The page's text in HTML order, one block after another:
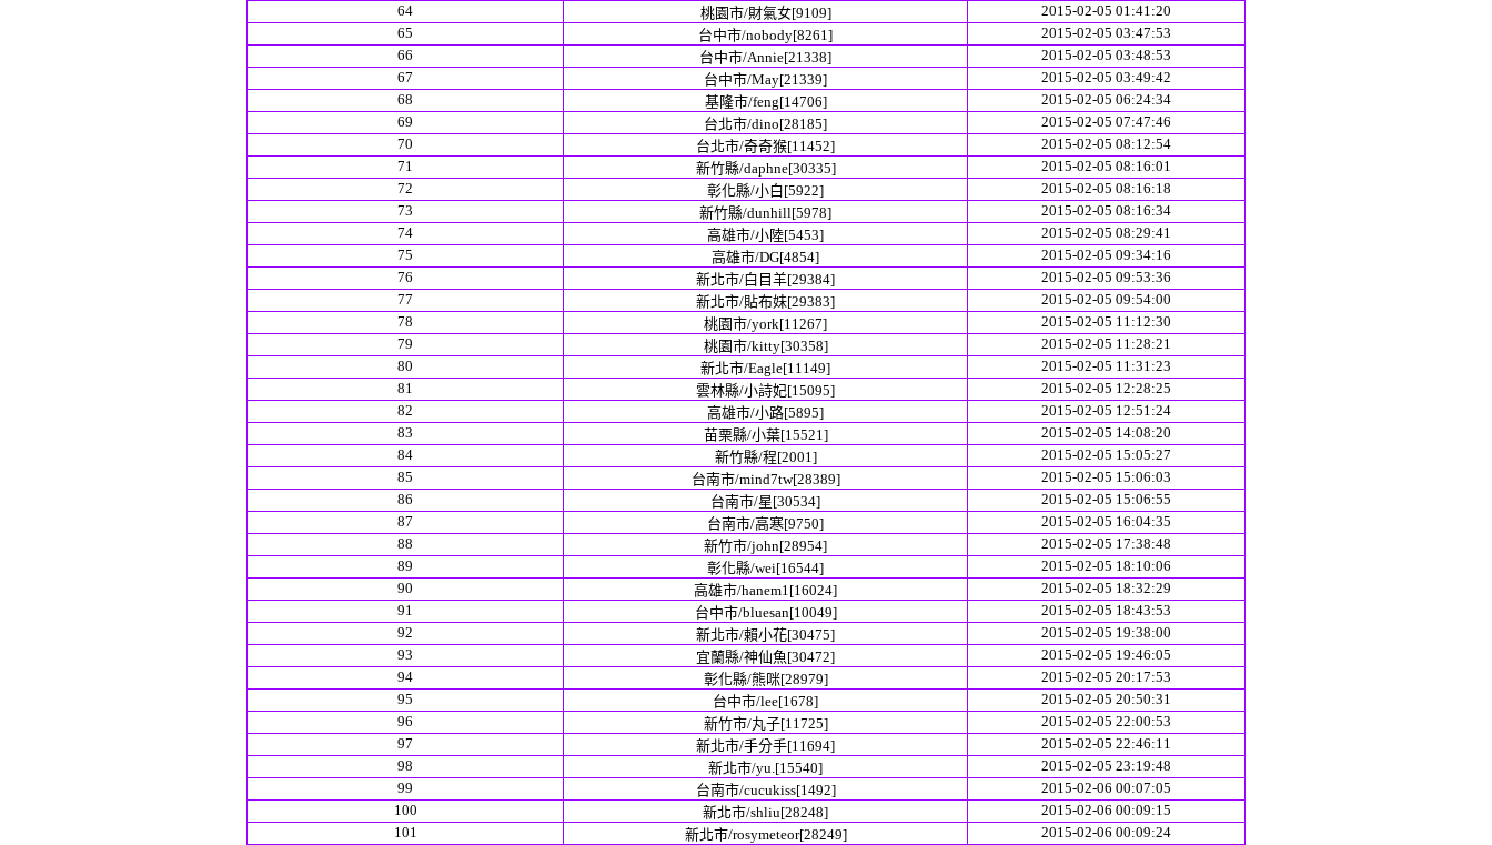
64
桃園市/財氣女[9109]
2015-02-05 01:41:20
65
台中市/nobody[8261]
2015-02-05 03:47:53
66
台中市/Annie[21338]
2015-02-05 03:48:53
67
台中市/May[21339]
2015-02-05 03:49:42
68
基隆市/feng[14706]
2015-02-05 06:24:34
69
台北市/dino[28185]
2015-02-05 07:47:46
70
台北市/奇奇猴[11452]
2015-02-05 08:12:54
71
新竹縣/daphne[30335]
2015-02-05 08:16:01
72
彰化縣/小白[5922]
2015-02-05 08:16:18
73
新竹縣/dunhill[5978]
2015-02-05 08:16:34
74
高雄市/小陸[5453]
2015-02-05 08:29:41
75
高雄市/DG[4854]
2015-02-05 09:34:16
76
新北市/白目羊[29384]
2015-02-05 09:53:36
77
新北市/貼布妹[29383]
2015-02-05 09:54:00
78
桃園市/york[11267]
2015-02-05 11:12:30
79
桃園市/kitty[30358]
2015-02-05 11:28:21
80
新北市/Eagle[11149]
2015-02-05 11:31:23
81
雲林縣/小詩妃[15095]
2015-02-05 12:28:25
82
高雄市/小路[5895]
2015-02-05 12:51:24
83
苗栗縣/小葉[15521]
2015-02-05 14:08:20
84
新竹縣/程[2001]
2015-02-05 15:05:27
85
台南市/mind7tw[28389]
2015-02-05 15:06:03
86
台南市/星[30534]
2015-02-05 15:06:55
87
台南市/高寒[9750]
2015-02-05 16:04:35
88
新竹市/john[28954]
2015-02-05 17:38:48
89
彰化縣/wei[16544]
2015-02-05 18:10:06
90
高雄市/hanem1[16024]
2015-02-05 18:32:29
91
台中市/bluesan[10049]
2015-02-05 18:43:53
92
新北市/賴小花[30475]
2015-02-05 19:38:00
93
宜蘭縣/神仙魚[30472]
2015-02-05 19:46:05
94
彰化縣/熊咪[28979]
2015-02-05 20:17:53
95
台中市/lee[1678]
2015-02-05 20:50:31
96
新竹市/丸子[11725]
2015-02-05 22:00:53
97
新北市/手分手[11694]
2015-02-05 22:46:11
98
新北市/yu.[15540]
2015-02-05 23:19:48
99
台南市/cucukiss[1492]
2015-02-06 00:07:05
100
新北市/shliu[28248]
2015-02-06 00:09:15
101
新北市/rosymeteor[28249] 2015-02-06 00:09:24